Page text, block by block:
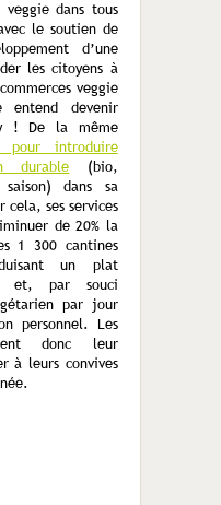
veggie dans tous
le soutien de
d’une
les citoyens à
veggie
devenir
! De la même
pour introduire
durable (bio,
dans sa
cela, ses services
de 20% la
1 300 cantines
un plat
et, par souci
par jour
personnel. Les
donc leur
à leurs convives